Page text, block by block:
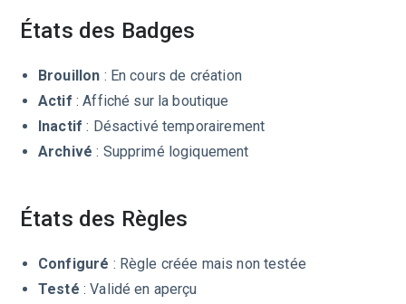
États des Badges
Brouillon : En cours de création
Actif : Affiché sur la boutique
Inactif : Désactivé temporairement
Archivé : Supprimé logiquement
États des Règles
Configuré : Règle créée mais non testée
Testé : Validé en aperçu